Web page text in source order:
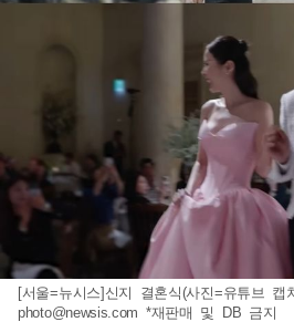
[서울=뉴시스]신지 결혼식(사진=유튜브 캡
photo@newsis.com *재판매 및 DB 금지